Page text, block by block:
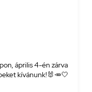
április 4-én zárva
kívánunk!🐰🥕🤍